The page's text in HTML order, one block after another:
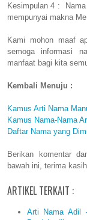
Kesimpulan 4 :
mempunyai makna
Kami mohon maaf
semoga informasi
manfaat bagi kita
Kembali Menuju :
Kamus Arti Nama
Kamus Nama-Nama
Daftar Nama yang
Berikan komentar
bawah ini, terima
ARTIKEL TERKAIT :
Arti Nama Adil